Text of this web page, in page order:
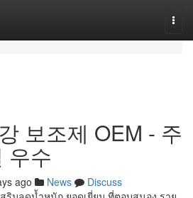
보조제 OEM - 주
우수
ago News
Discuss